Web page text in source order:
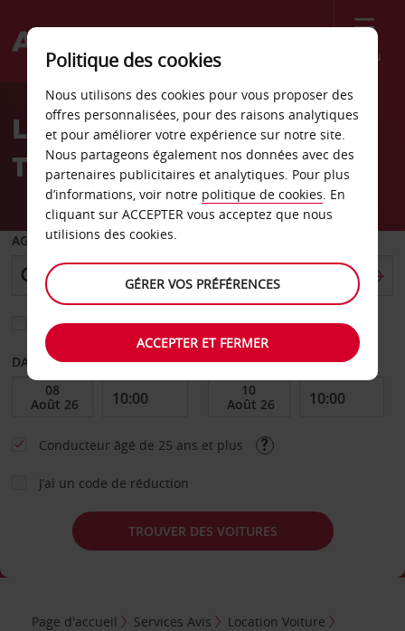
Menu
Welcome
AvisLocation de voiture
Toronto
AGENCE DE DÉPART
Sélectionnez une autre agence de retour
DATE DE DÉBUT DATE DE FIN
Conducteur âgé de 25 ans et plus
J’ai un code de réduction
TROUVER DES VOITURES
Page d'accueil Services Avis
Location Voiture
Politique des cookies
Nous utilisons des cookies pour vous proposer des
offres personnalisées, pour des raisons analytiques
et pour améliorer votre expérience sur notre site.
Nous partageons également nos données avec des
partenaires publicitaires et analytiques. Pour plus
d’informations, voir notre politique de cookies. En
cliquant sur ACCEPTER vous acceptez que nous
utilisions des cookies.
GÉRER VOS PRÉFÉRENCES
ACCEPTER ET FERMER